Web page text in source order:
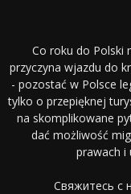
Co roku do Polski
przyczyna wjazdu do
- pozostać w Polsce
tylko o przepięknej
na skomplikowane
dać możliwość
prawach i
Свяжитесь с